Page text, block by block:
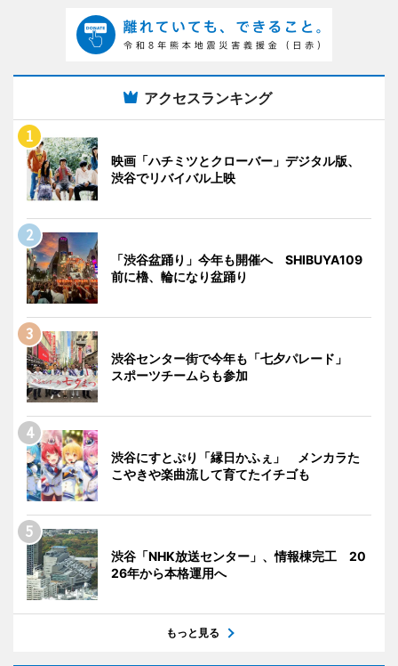
アクセスランキング
映画「ハチミツとクローバー」デジタル版、
渋谷でリバイバル上映
「渋谷盆踊り」今年も開催へ SHIBUYA109
前に櫓、輪になり盆踊り
渋谷センター街で今年も「七夕パレード」
スポーツチームらも参加
渋谷にすとぷり「縁日かふぇ」 メンカラた
こやきや楽曲流して育てたイチゴも
渋谷「NHK放送センター」、情報棟完工 20
26年から本格運用へ
もっと見る